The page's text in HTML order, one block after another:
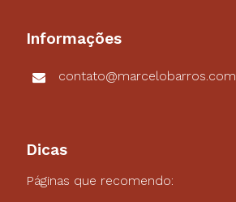
Informações
contato@marcelobarros.com
Dicas
Páginas que recomendo: